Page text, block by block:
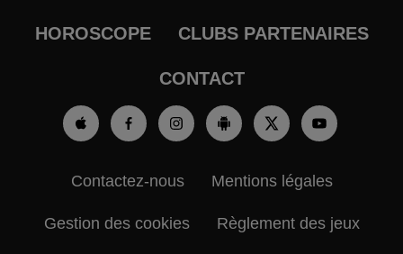
HOROSCOPE CLUBS PARTENAIRES
CONTACT
Contactez-nous Mentions légales
Gestion des cookies Règlement des jeux